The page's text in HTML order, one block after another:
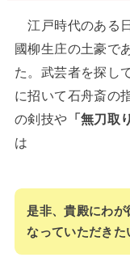
江戸時代のある
國柳生庄の土豪で
た。武芸者を探し
に招いて石舟斎の
の剣技や 「無刀取
は
是非、貴殿にわ
なっていただきた